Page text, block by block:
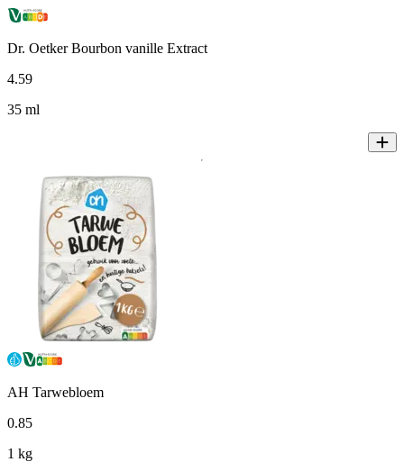
Dr. Oetker Bourbon vanille Extract
4.59
35 ml
AH Tarwebloem
0.85
1 kg